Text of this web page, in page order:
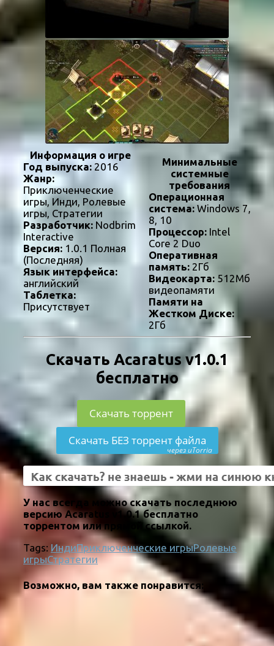
Информация о игре
Год выпуска: 2016
Жанр:
Приключенческие
игры, Инди, Ролевые
игры, Стратегии
Разработчик: Nodbrim
Interactive
Версия: 1.0.1 Полная
(Последняя)
Язык интерфейса:
английский
Таблетка:
Присутствует
Минимальные
системные
требования
Операционная
система:Windows 7,
8, 10
Процессор:Intel
Core 2 Duo
Оперативная
память:2Гб
Видеокарта:512Мб
видеопамяти
Памяти на
Жестком Диске:
2Гб
Скачать Acaratus v1.0.1
бесплатно
Скачать торрент
Скачать БЕЗ торрент файла
через uTorria
У нас всегда можно скачать последнюю
версию Acaratus v1.0.1 бесплатно
торрентом или прямой ссылкой.
Tags: ИндиПриключенческие игрыРолевые
игрыСтратегии
Возможно, вам также понравится: